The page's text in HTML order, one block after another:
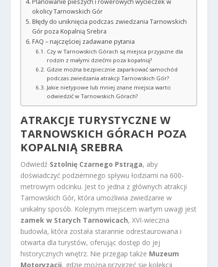
okolicy Tarnowskich Gór
Błędy do uniknięcia podczas zwiedzania Tarnowskich
Gór poza Kopalnią Srebra
FAQ – najczęściej zadawane pytania
Czy w Tarnowskich Górach są miejsca przyjazne dla
rodzin z małymi dziećmi poza kopalnią?
Gdzie można bezpiecznie zaparkować samochód
podczas zwiedzania atrakcji Tarnowskich Gór?
Jakie nietypowe lub mniej znane miejsca warto
odwiedzić w Tarnowskich Górach?
ATRAKCJE TURYSTYCZNE W
TARNOWSKICH GÓRACH POZA
KOPALNIĄ SREBRA
Odwiedź Sztolnię Czarnego Pstrąga, aby
doświadczyć podziemnego spływu łodziami na 600-
metrowym odcinku. Jest to jedna z głównych atrakcji
Tarnowskich Gór, która umożliwia zwiedzanie w
unikalny sposób. Kolejnym miejscem wartym uwagi jest
zamek w Starych Tarnowicach, XVI-wieczna
budowla, która została starannie odrestaurowana i
otwarta dla turystów, oferując dostęp do jej
historycznych wnętrz. Nie przegap także Muzeum
Motoryzacji, gdzie można przyjrzeć się kolekcji